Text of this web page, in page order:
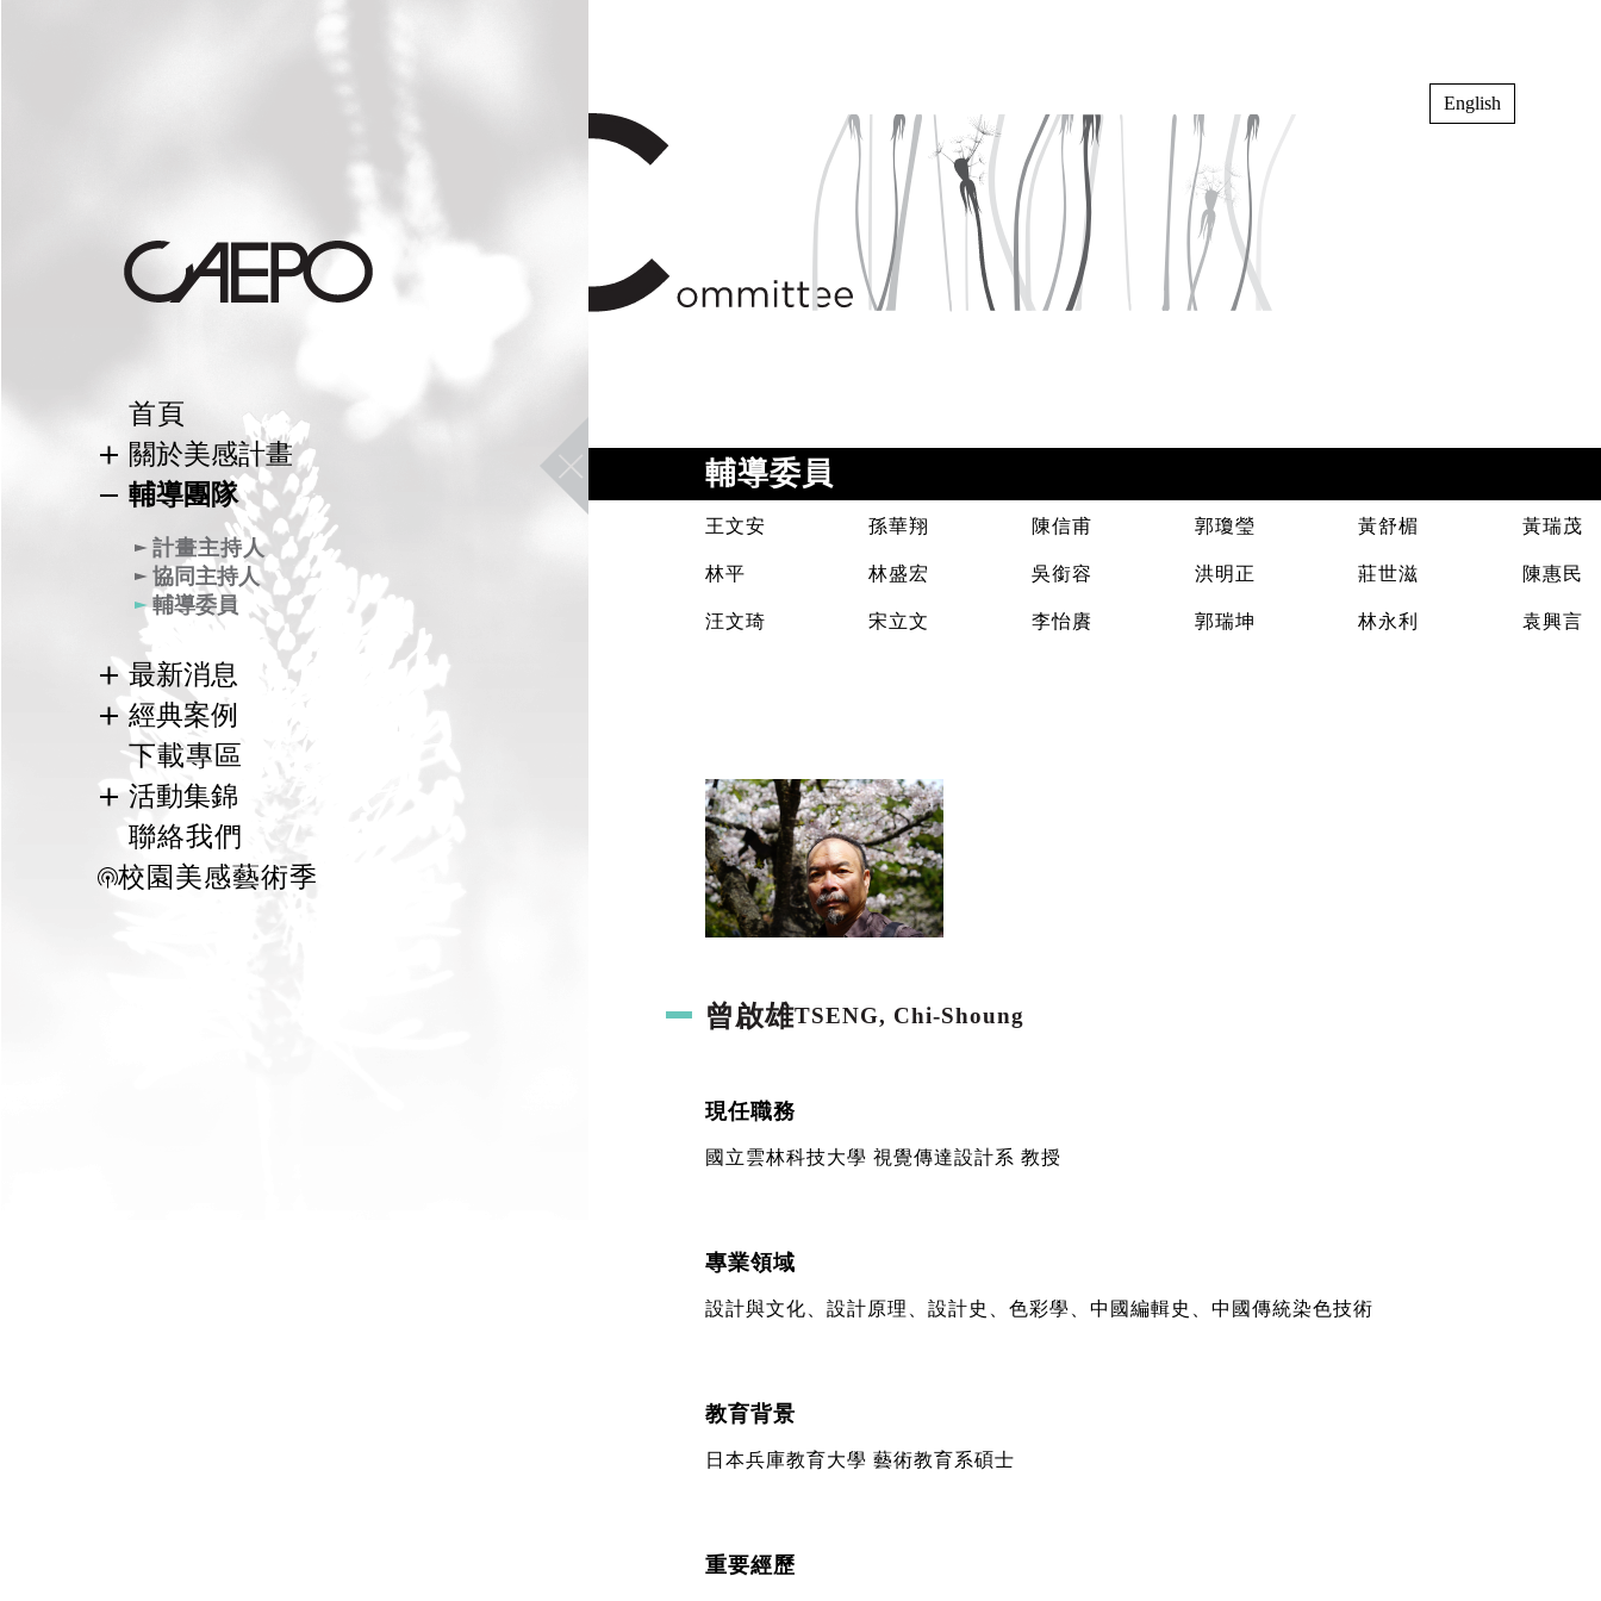
English
首頁
關於美感計畫
美感教育
校園美感環境再造計畫
關於專案辦公室
輔導團隊
計畫主持人
協同主持人
王曉玲
輔導委員
王文安 孫華翔 陳信甫
郭瓊瑩 黃舒楣
廖雲章 謝統勝
林平
洪明正
曾啟雄 黃明威
最新消息
本計畫相關活動訊息
教育部推動美感教育相關子計畫網站
美感教育研究中心
經典案例
國際案例
國內案例
113年度
112年度
下載專區
活動集錦
113年度
112年度
111年度
聯絡我們
校園美感藝術季
輔導委員
王文安 孫華翔 陳信甫 郭瓊瑩 黃舒楣 黃瑞茂
林平 林盛宏 吳銜容 洪明正 莊世滋 陳惠民
汪文琦 宋立文 李怡賡 郭瑞坤 林永利 袁興言
曾啟雄TSENG, Chi-Shoung
現任職務
國立雲林科技大學 視覺傳達設計系 教授
專業領域
設計與文化、設計原理、設計史、色彩學、中國編輯史、中國傳統染色技術
教育背景
日本兵庫教育大學 藝術教育系碩士
重要經歷